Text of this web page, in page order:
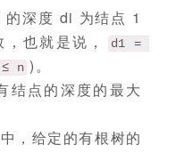
深度 di 为结点 1
也就是说，
d1 =
n )。
结点的深度的最大
，给定的有根树的